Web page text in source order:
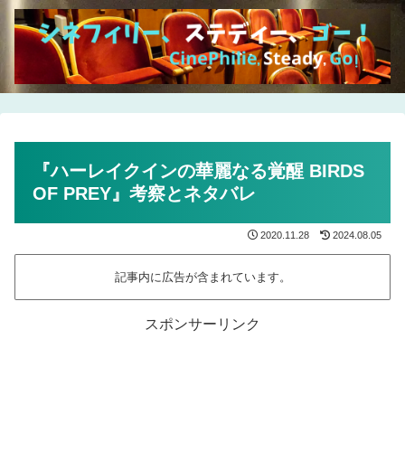
『ハーレイクインの華麗なる覚醒 BIRDS
OF PREY』考察とネタバレ
2020.11.28 2024.08.05
記事内に広告が含まれています。
スポンサーリンク